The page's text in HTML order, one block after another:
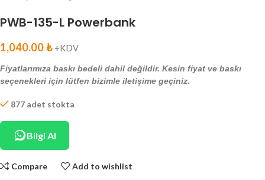
PWB-135-L Powerbank
1,040.00₺ +KDV
Fiyatlarımıza baskı bedeli dahil değildir. Kesin fiyat ve baskı
seçenekleri için lütfen bizimle iletişime geçiniz.
877 adet stokta
Bilgi Al
Compare Add to wishlist